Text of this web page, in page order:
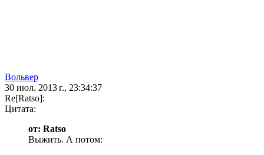
Вольвер
30 июл. 2013 г., 23:34:37
Re[Ratso]:
Цитата:
от: Ratso
Выжить. А потом: